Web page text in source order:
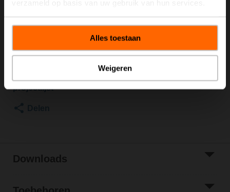
Alles toestaan
Weigeren
Aandrijving gemonteerd
Toevoegen aan
projectlijst
Downloads